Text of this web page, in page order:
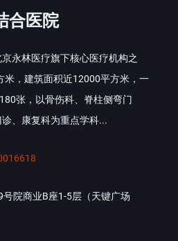
合医院
永林医疗旗下核心医疗机构之
米，建筑面积近12000平方米，一
张，以骨伤科、脊柱侧弯门
、康复科为重点学科...
院商业B座1-5层（天键广场